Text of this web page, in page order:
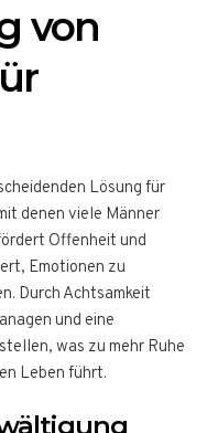
von
Lösung für
denen viele Männer
Offenheit und
Emotionen zu
Durch Achtsamkeit
und eine
was zu mehr Ruhe
Leben führt.